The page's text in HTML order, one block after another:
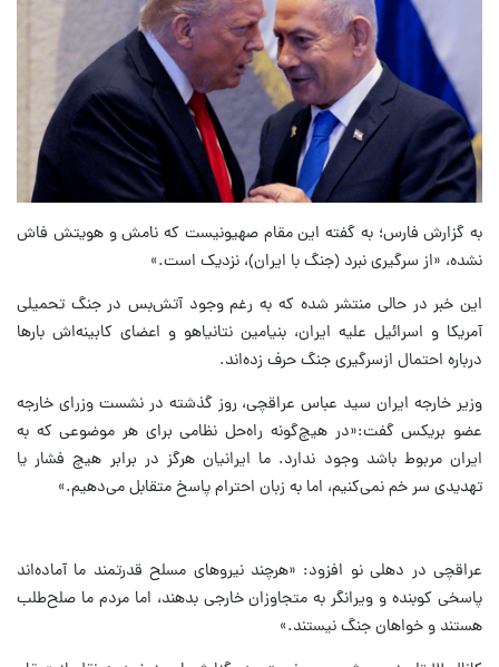
به گزارش فارس؛ به گفته این مقام صهیونیست که نامش و هویتش فاش
نشده، «از سرگیری نبرد (جنگ با ایران)، نزدیک است.»
این خبر در حالی منتشر شده که به رغم وجود آتش‌بس در جنگ تحمیلی
آمریکا و اسرائیل علیه ایران، بنیامین نتانیاهو و اعضای کابینه‌اش بارها
درباره احتمال ازسرگیری جنگ حرف زده‌اند.
وزیر خارجه ایران سید عباس عراقچی، روز گذشته در نشست وزرای خارجه
عضو بریکس گفت:«در هیچ‌گونه راه‌حل نظامی برای هر موضوعی که به
ایران مربوط باشد وجود ندارد. ما ایرانیان هرگز در برابر هیچ فشار یا
تهدیدی سر خم نمی‌کنیم، اما به زبان احترام پاسخ متقابل می‌دهیم.»
عراقچی در دهلی نو افزود: «هرچند نیروهای مسلح قدرتمند ما آماده‌اند
پاسخی کوبنده و ویرانگر به متجاوزان خارجی بدهند، اما مردم ما صلح‌طلب
هستند و خواهان جنگ نیستند.»